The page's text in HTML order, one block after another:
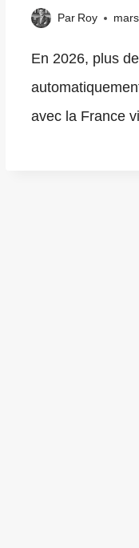
Par Roy
En 2026, plus
avec la France